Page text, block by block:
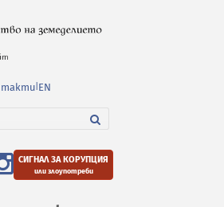
EN
СИГНАЛ ЗА КОРУПЦИЯ
или злоупотреби